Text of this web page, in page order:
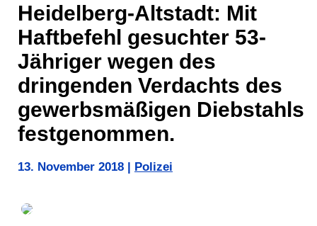
Heidelberg-Altstadt: Mit
Haftbefehl gesuchter 53-
Jähriger wegen des
dringenden Verdachts des
gewerbsmäßigen Diebstahls
festgenommen.
13. November 2018 Polizei